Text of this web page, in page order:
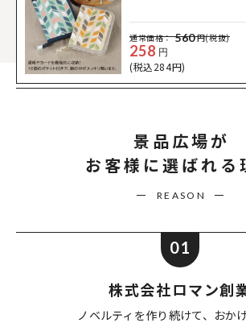
通常価格： 560円(税抜)
258 円
(税込284円)
景品広場が
お客様に選ばれる
REASON
01
株式会社ロマン創
ノベルティを作り続けて、 おか